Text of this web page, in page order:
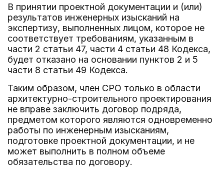
В принятии проектной документации и (или)
результатов инженерных изысканий на
экспертизу, выполненных лицом, которое не
соответствует требованиям, указанным в
части 2 статьи 47, части 4 статьи 48 Кодекса,
будет отказано на основании пунктов 2 и 5
части 8 статьи 49 Кодекса.
Таким образом, член СРО только в области
архитектурно-строительного проектирования
не вправе заключить договор подряда,
предметом которого являются одновременно
работы по инженерным изысканиям,
подготовке проектной документации, и не
может выполнить в полном объеме
обязательства по договору.